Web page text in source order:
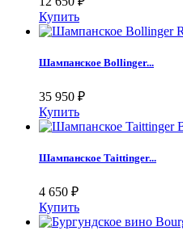
Купить
Шампанское Bollinger...
35 950 ₽
Купить
Шампанское Taittinger...
4 650 ₽
Купить